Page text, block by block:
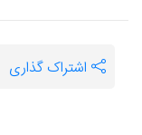
اشتراک گذاری